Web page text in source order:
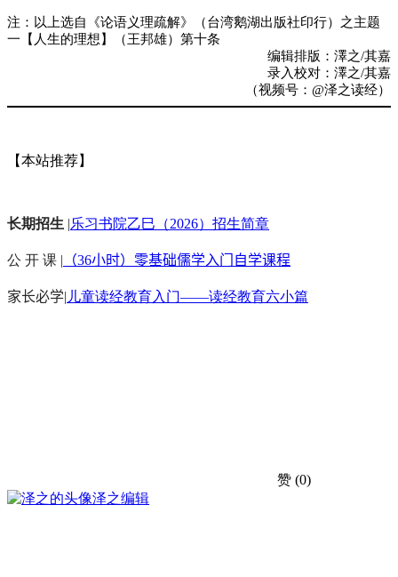
注：以上选自《论语义理疏解》（台湾鹅湖出版社印行）之主题
一【人生的理想】（王邦雄）第十条
编辑排版：澤之/其嘉
录入校对：澤之/其嘉
（视频号：@泽之读经）
【本站推荐】
长期招生 |乐习书院乙巳（2026）招生简章
公 开 课 | （36小时）零基础儒学入门自学课程
家长必学| 儿童读经教育入门——读经教育六小篇
赞 (0)
泽之编辑